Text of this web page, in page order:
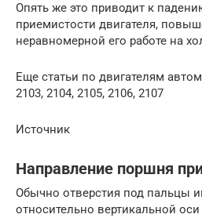
Опять же это приводит к
приемистости двигателя,
неравномерной его работе на
Еще статьи по двигателям
2103, 2104, 2105, 2106, 2107
Источник
Направление поршня
Обычно отверстия под пальцы
относительно вертикальной